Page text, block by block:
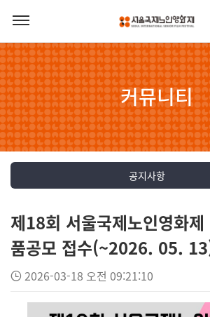
커뮤니티
공지사항
제18회 서울국제노인영화
품공모 접수(~2026. 05.
2026-03-18 오전 09:21:10